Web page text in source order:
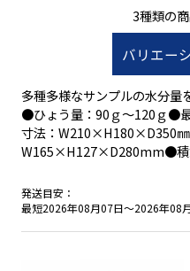
3種類の
バリエー
多種多様なサンプルの水分量
●ひょう量：90ｇ～120ｇ●
寸法：W210×H180×D350
W165×H127×D280mm●積
・ＭB120・ＭＢ95・ＭＢ90
発送目安：
最短2026年08月07日～2026年08